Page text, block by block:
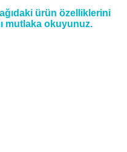
ürün özelliklerini
mutlaka okuyunuz.